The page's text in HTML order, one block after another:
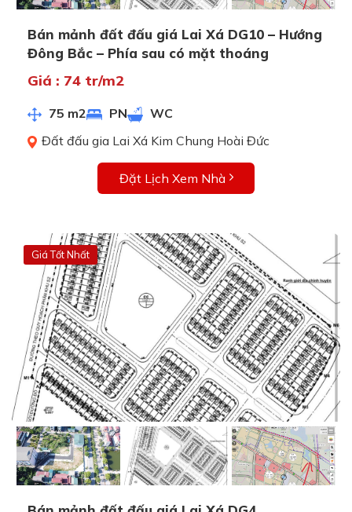
Bán mảnh đất đấu giá Lai Xá DG10 – Hướng
Đông Bắc – Phía sau có mặt thoáng
Giá : 74 tr/m2
75 m2 PN
WC
Đất đấu gia Lai Xá Kim Chung Hoài Đức
Đặt Lịch Xem Nhà
Giá Tốt Nhất